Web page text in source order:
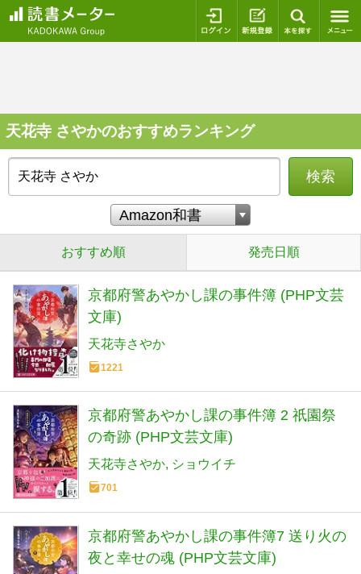
ログイン 新規登録
天花寺 さやかのおすすめランキング
検索
おすすめ順 発売日順
京都府警あやかし課の事件簿 (PHP文芸
文庫)
天花寺さやか
1221
京都府警あやかし課の事件簿 2 祇園祭
の奇跡 (PHP文芸文庫)
天花寺さやか ショウイチ
701
京都府警あやかし課の事件簿7 送り火の
夜と幸せの魂 (PHP文芸文庫)